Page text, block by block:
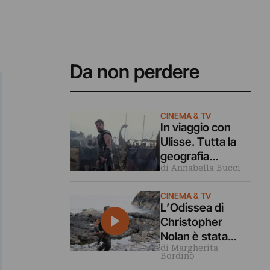
Da non perdere
CINEMA & TV
In viaggio con
Ulisse. Tutta la
geografia
dell’Odissea di
Nolan
di Annabella Bucci
CINEMA & TV
L’Odissea di
Christopher
Nolan è stata
tutta girata in
di Margherita
Bordino